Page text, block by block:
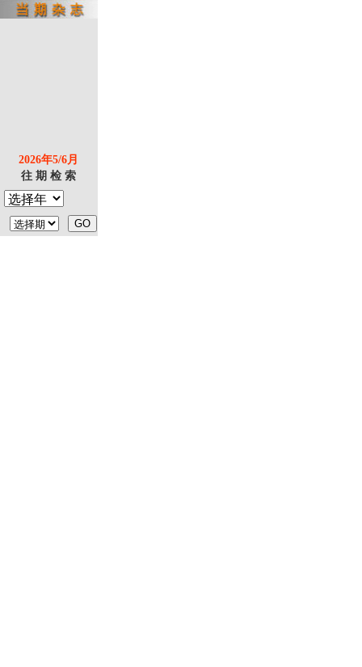
2026年5/6月
往 期 检 索